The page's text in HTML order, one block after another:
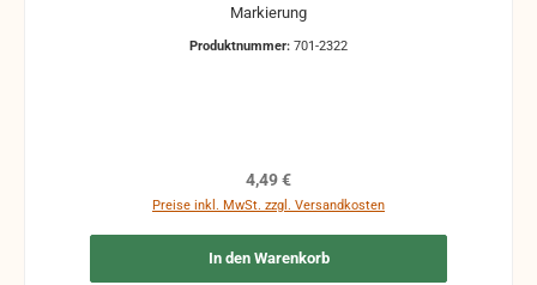
Markierung
Produktnummer: 701-2322
Regulärer Preis:
4,49 €
Preise inkl. MwSt. zzgl. Versandkosten
In den Warenkorb